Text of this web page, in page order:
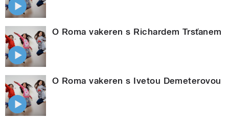
O Roma vakeren s Richardem Trsťanem
O Roma vakeren s Ivetou Demeterovou